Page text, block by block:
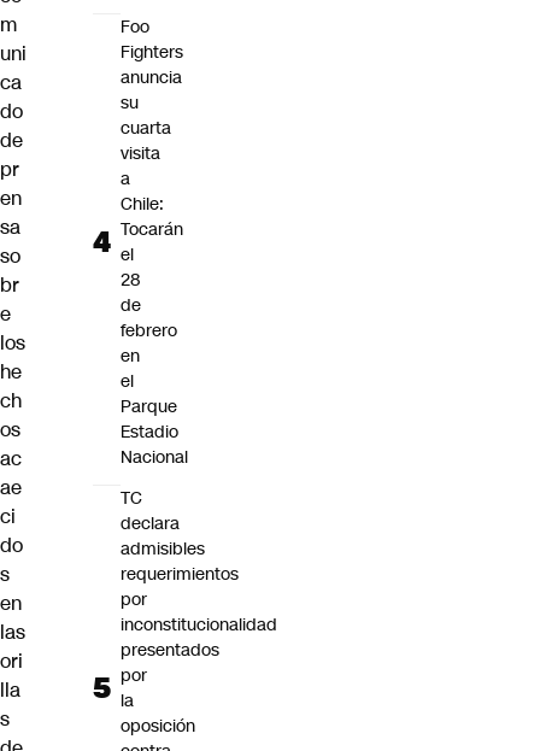
m
uni
ca
do
de
pr
en
sa
so
br
e
los
he
ch
os
ac
ae
ci
do
s
en
las
ori
lla
s
Foo
Fighters
anuncia
su
cuarta
visita
a
Chile:
Tocarán
el
28
de
febrero
en
el
Parque
Estadio
Nacional
TC
declara
admisibles
requerimientos
por
inconstitucionalidad
presentados
por
la
oposición